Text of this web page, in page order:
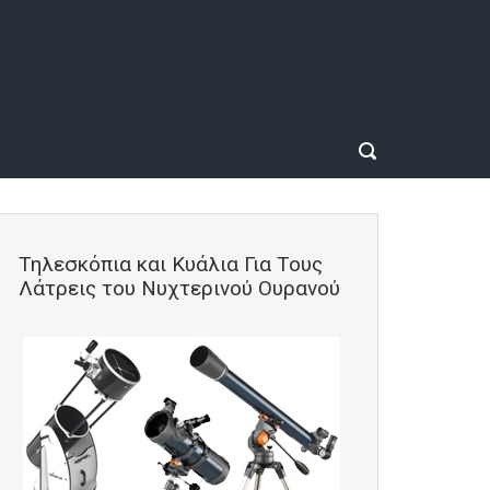
Τηλεσκόπια και Κυάλια Για Τους
Λάτρεις του Νυχτερινού Ουρανού